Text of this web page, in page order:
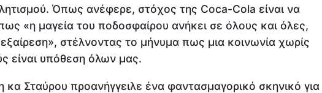
Όπως ανέφερε, στόχος της Coca-Cola είναι να
«η μαγεία του ποδοσφαίρου ανήκει σε όλους και όλες,
στέλνοντας το μήνυμα πως μια κοινωνία χωρίς
είναι υπόθεση όλων μας.
κα Σταύρου προανήγγειλε ένα φαντασμαγορικό σκηνικό για